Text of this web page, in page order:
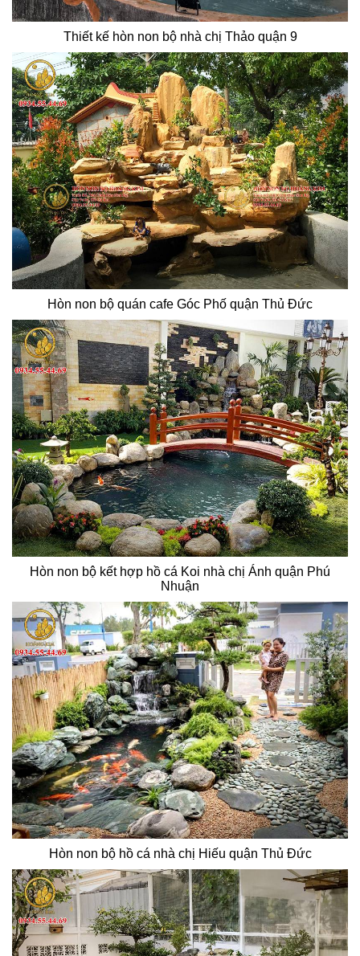
Thiết kế hòn non bộ nhà chị Thảo quận 9
Hòn non bộ quán cafe Góc Phố quận Thủ Đức
Hòn non bộ kết hợp hồ cá Koi nhà chị Ánh quận Phú
Nhuận
Hòn non bộ hồ cá nhà chị Hiếu quận Thủ Đức